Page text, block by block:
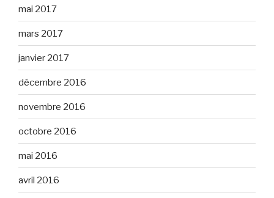
mai 2017
mars 2017
janvier 2017
décembre 2016
novembre 2016
octobre 2016
mai 2016
avril 2016